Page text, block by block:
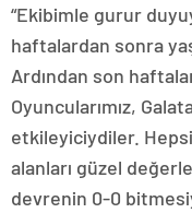
“Ekibimle gurur
haftalardan sonra
Ardından son
Oyuncularımız,
etkileyiciydiler.
alanları güzel
devrenin 0-0